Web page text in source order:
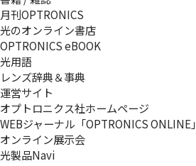
月刊OPTRONICS
光のオンライン書店
OPTRONICS eBOOK
光用語
レンズ辞典＆事典
運営サイト
オプトロニクス社ホームページ
WEBジャーナル「OPTRONICS ONLINE」
オンライン展示会
光製品Navi